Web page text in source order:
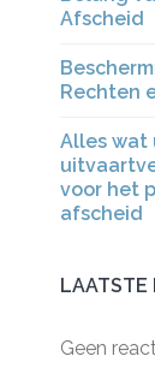
Afscheid
Rechten
Alles wat
voor het
afscheid
LAATSTE
Geen